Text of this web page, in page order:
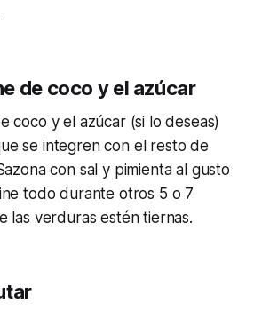
de coco y el azúcar
coco y el azúcar (si lo deseas)
se integren con el resto de
con sal y pimienta al gusto
todo durante otros 5 o 7
las verduras estén tiernas.